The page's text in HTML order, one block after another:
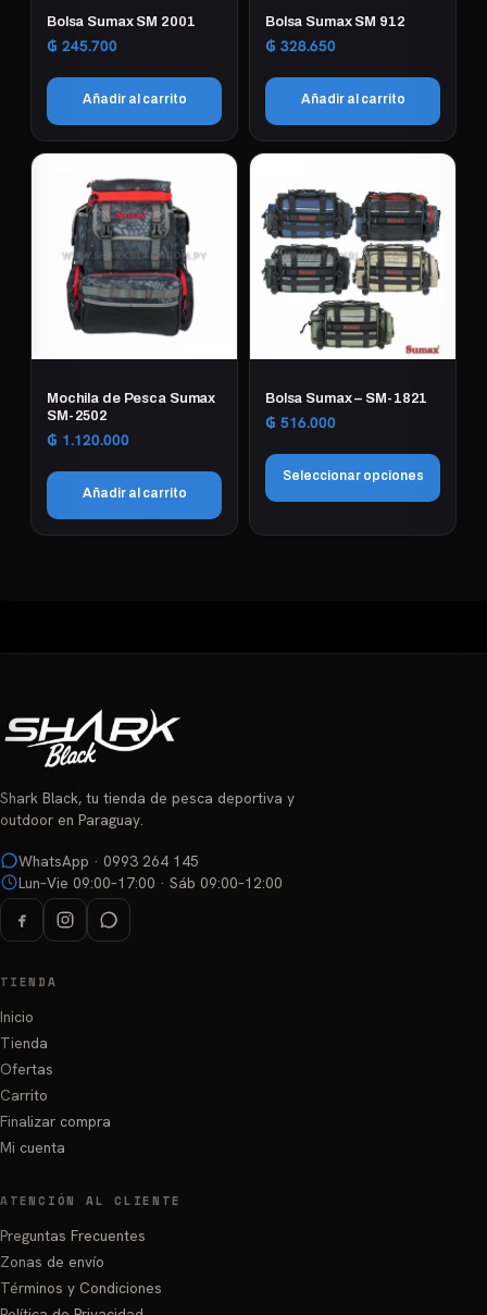
Bolsa Sumax SM 2001
₲ 245.700
Añadir al carrito
Bolsa Sumax SM 912
₲ 328.650
Añadir al carrito
Mochila de Pesca Sumax
SM-2502
₲ 1.120.000
Añadir al carrito
Bolsa Sumax – SM-1821
₲ 516.000
Seleccionar opciones
Este
Las
en
producto
Shark Black, tu tienda de pesca deportiva y
outdoor en Paraguay.
WhatsApp · 0993 264 145
Lun–Vie 09:00–17:00 · Sáb 09:00–12:00
TIENDA
Inicio
Tienda
Ofertas
Carrito
Finalizar compra
Mi cuenta
ATENCIÓN AL CLIENTE
Preguntas Frecuentes
Zonas de envío
Términos y Condiciones